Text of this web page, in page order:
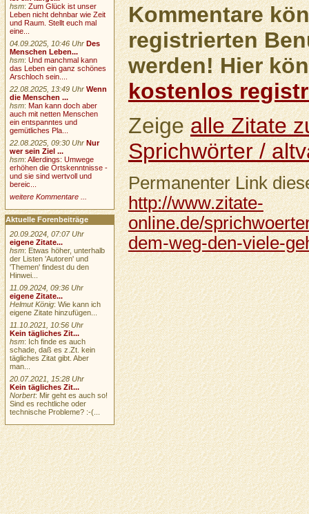
Kommentare
registrierten
werden! Hier
kostenlos
Zeigealle Zitate
Sprichwörter /
Permanenter Link
http://www.zitate-
online.de/
dem-weg-den-viele-
hsm:Zum Glück ist unser
Leben nicht dehnbar wie Zeit
und Raum. Stellt euch mal
eine...
04.09.2025, 10:46 Uhr Des
Menschen Leben...
hsm:Und manchmal kann
das Leben ein ganz schönes
Arschloch sein....
22.08.2025, 13:49 Uhr Wenn
die Menschen ...
hsm:Man kann doch aber
auch mit netten Menschen
ein entspanntes und
gemütliches Pla...
22.08.2025, 09:30 Uhr Nur
wer sein Ziel ...
hsm:Allerdings: Umwege
erhöhen die Ortskenntnisse -
und sie sind wertvoll und
bereic...
weitere Kommentare ...
Aktuelle Forenbeiträge
20.09.2024, 07:07 Uhr
eigene Zitate...
hsm: Etwas höher, unterhalb
der Listen 'Autoren' und
'Themen' findest du den
Hinwei...
11.09.2024, 09:36 Uhr
eigene Zitate...
Helmut König: Wie kann ich
eigene Zitate hinzufügen...
11.10.2021, 10:56 Uhr
Kein tägliches Zit...
hsm: Ich finde es auch
schade, daß es z.Zt. kein
tägliches Zitat gibt. Aber
man...
20.07.2021, 15:28 Uhr
Kein tägliches Zit...
Norbert: Mir geht es auch so!
Sind es rechtliche oder
technische Probleme? :-(...